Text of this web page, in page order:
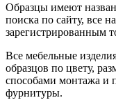
Образцы имеют
поиска по сайту, все
зарегистрированным
Все мебельные
образцов по цвету,
способами монтажа и
фурнитуры.